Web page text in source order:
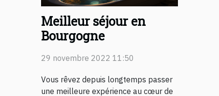
Meilleur séjour en
Bourgogne
29 novembre 2022 11:50
Vous rêvez depuis longtemps passer
une meilleure expérience au cœur de